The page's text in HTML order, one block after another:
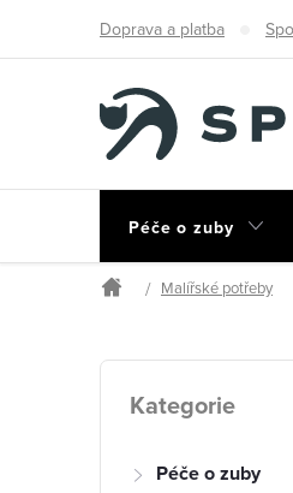
Doprava a platba
Péče o zuby
Domů
Malířské potřeby
P kategorie
Kategorie
Péče o zuby